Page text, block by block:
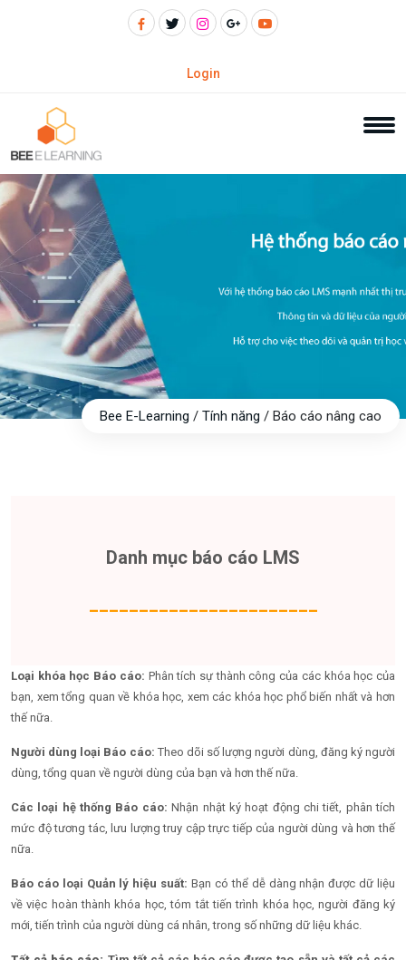
Login
Bee E-Learning / Tính năng / Báo cáo nâng cao
Danh mục báo cáo LMS
_______________________
Loại khóa học Báo cáo: Phân tích sự thành công của các khóa học của
bạn, xem tổng quan về khóa học, xem các khóa học phổ biến nhất và hơn
thế nữa.
Người dùng loại Báo cáo: Theo dõi số lượng người dùng, đăng ký người
dùng, tổng quan về người dùng của bạn và hơn thế nữa.
Các loại hệ thống Báo cáo: Nhận nhật ký hoạt động chi tiết, phân tích
mức độ tương tác, lưu lượng truy cập trực tiếp của người dùng và hơn thế
nữa.
Báo cáo loại Quản lý hiệu suất: Bạn có thể dễ dàng nhận được dữ liệu
về việc hoàn thành khóa học, tóm tắt tiến trình khóa học, người đăng ký
mới, tiến trình của người dùng cá nhân, trong số những dữ liệu khác.